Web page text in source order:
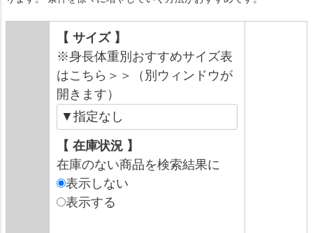
【 サイズ 】
※身長体重別おすすめサイズ表
はこちら＞＞（別ウィンドウが
開きます）
【 在庫状況 】
在庫のない商品を検索結果に
表示しない
表示する